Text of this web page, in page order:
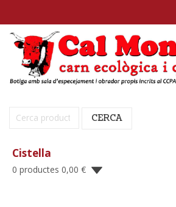
Cerca: CERCA
Cistella
0 productes 0,00 €